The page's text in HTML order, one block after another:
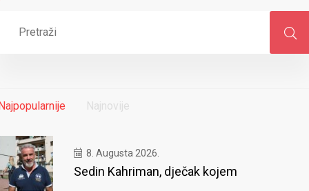
Najnovije
8. Augusta 2026.
Sedin Kahriman, dječak kojem